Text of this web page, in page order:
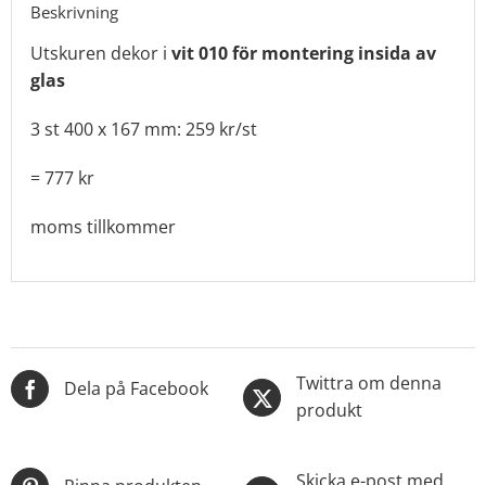
Beskrivning
Utskuren dekor ivit 010 för montering insida av
glas
3 st 400 x 167 mm: 259 kr/st
= 777 kr
moms tillkommer
Dela på Facebook
Twittra om denna
produkt